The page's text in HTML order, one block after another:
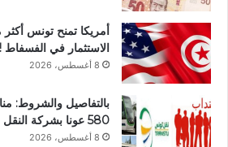
الاستثمار في الفسفاط
8 أغسطس، 2026
بالتفاصيل والشروط:
580 عونا بشركة النقل بتونس !!
8 أغسطس، 2026